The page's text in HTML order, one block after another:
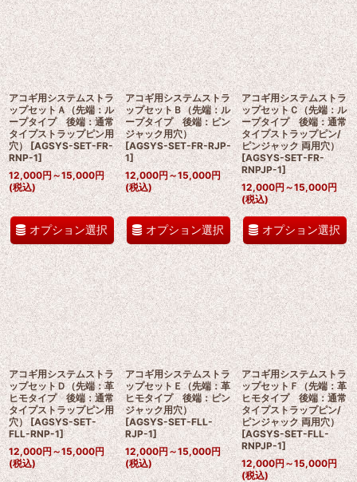
表示数:
在庫あり
並び順:
絞り込む
アコギ用システムストラ
ップセットＡ（先端：ル
ープタイプ 後端：通常
タイプストラップピン用
穴） [AGSYS-SET-FR-
RNP-1]
12,000円～15,000円
(税込)
オプション選択
アコギ用システムストラ
ップセットＢ（先端：ル
ープタイプ 後端：ピン
ジャック用穴）
[AGSYS-SET-FR-RJP-
1]
12,000円～15,000円
(税込)
オプション選択
アコギ用システムストラ
ップセットＣ（先端：ル
ープタイプ 後端：通常
タイプストラップピン/
ピンジャック 両用穴）
[AGSYS-SET-FR-
RNPJP-1]
12,000円～15,000円
(税込)
オプション選択
アコギ用システムストラ
ップセットＤ（先端：革
ヒモタイプ 後端：通常
タイプストラップピン用
穴） [AGSYS-SET-
FLL-RNP-1]
12,000円～15,000円
(税込)
アコギ用システムストラ
ップセットＥ（先端：革
ヒモタイプ 後端：ピン
ジャック用穴）
[AGSYS-SET-FLL-
RJP-1]
12,000円～15,000円
(税込)
アコギ用システムストラ
ップセットＦ（先端：革
ヒモタイプ 後端：通常
タイプストラップピン/
ピンジャック 両用穴）
[AGSYS-SET-FLL-
RNPJP-1]
12,000円～15,000円
(税込)